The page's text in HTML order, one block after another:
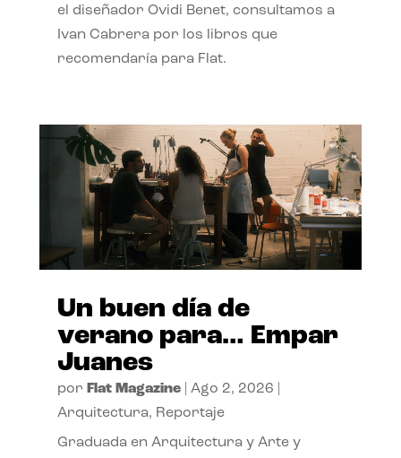
el diseñador Ovidi Benet, consultamos a
Ivan Cabrera por los libros que
recomendaría para Flat.
Un buen día de
verano para… Empar
Juanes
por Flat Magazine| Ago 2, 2026
Arquitectura, Reportaje
Graduada en Arquitectura y Arte y